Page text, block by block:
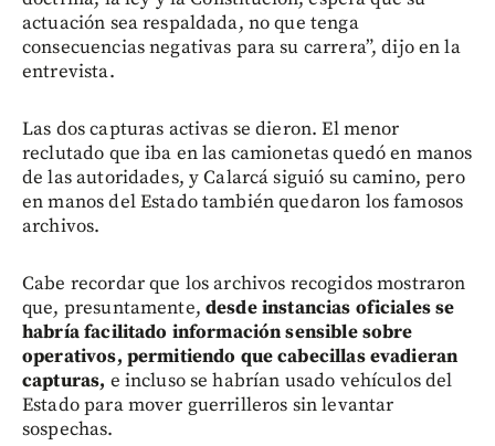
actuación sea respaldada, no que tenga
consecuencias negativas para su carrera”, dijo en la
entrevista.
Las dos capturas activas se dieron. El menor
reclutado que iba en las camionetas quedó en manos
de las autoridades, y Calarcá siguió su camino, pero
en manos del Estado también quedaron los famosos
archivos.
Cabe recordar que los archivos recogidos mostraron
que, presuntamente, desde instancias oficiales se
habría facilitado información sensible sobre
operativos, permitiendo que cabecillas evadieran
capturas, e incluso se habrían usado vehículos del
Estado para mover guerrilleros sin levantar
sospechas.